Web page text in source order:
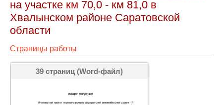
на участке км 70,0 - км 81,0 в
Хвалынском районе Саратовской
области
Страницы работы
39 страниц (Word-файл)